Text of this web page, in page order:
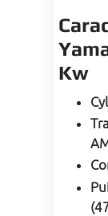
Kw